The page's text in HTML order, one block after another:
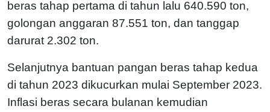
beras tahap pertama di tahun lalu 640.590 ton,
golongan anggaran 87.551 ton, dan tanggap
darurat 2.302 ton.
Selanjutnya bantuan pangan beras tahap kedua
di tahun 2023 dikucurkan mulai September 2023.
Inflasi beras secara bulanan kemudian